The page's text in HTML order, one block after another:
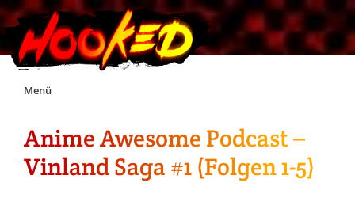
Skip
Menü
Unterstützt Hooked!
Exklusiv für Supporter*innen
Anime Awesome Podcast –
Vinland Saga #1 (Folgen 1-5)